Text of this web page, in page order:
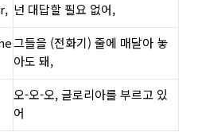
넌 대답할 필요 없어,
그들을 (전화기) 줄에 매달아 놓
아도 돼,
오-오-오, 글로리아를 부르고 있
어